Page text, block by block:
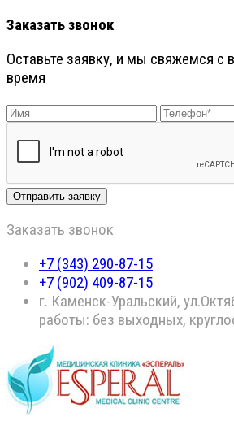
Заказать звонок
Оставьте заявку, и мы свяжемся с
время
Заказать звонок
+7 (343) 290-87-15
+7 (902) 409-87-15
г. Каменск-Уральский,
работы: без выходных,